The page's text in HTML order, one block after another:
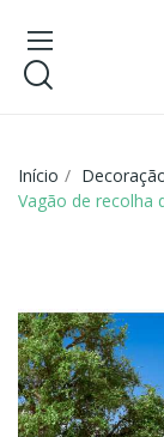
Início
Vagão de recolha